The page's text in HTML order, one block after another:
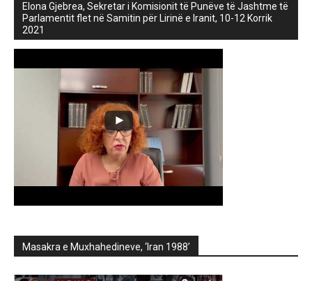
Elona Gjebrea, Sekretar i Komisionit të Punëve të Jashtme të
Parlamentit flet në Samitin për Lirinë e Iranit, 10-12 Korrik
2021
Masakra e Muxhahedineve, ‘Iran 1988’